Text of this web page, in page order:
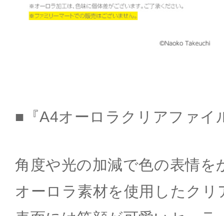
■『A4オーロラクリアファイ
角度や光の加減で色の表情を
オーロラ素材を使用したク